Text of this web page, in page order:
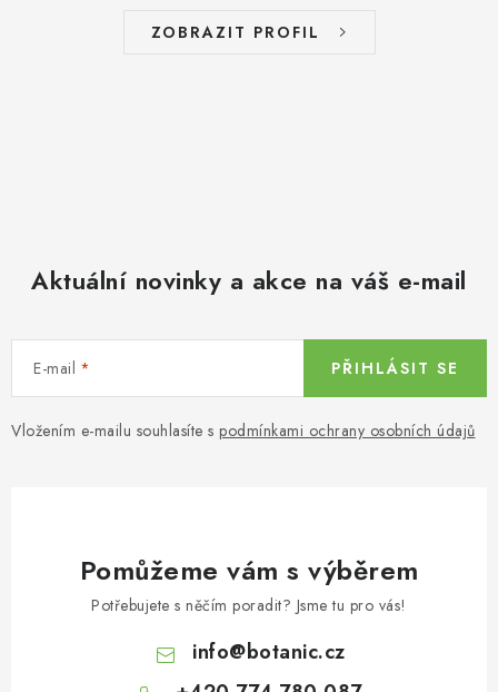
ZOBRAZIT PROFIL
Aktuální novinky a akce na váš e-mail
E-mail
Vložením e-mailu souhlasíte s podmínkami ochrany osobních údajů
PŘIHLÁSIT SE
Pomůžeme vám s výběrem
Potřebujete s něčím poradit? Jsme tu pro vás!
info@botanic.cz